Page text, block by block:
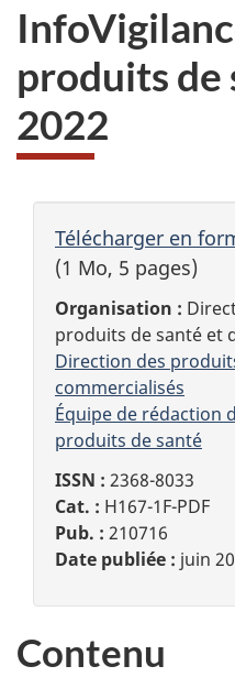
produits de
2022
Télécharger en
(1 Mo, 5 pages)
Organisation :
produits de santé et
Direction des
commercialisés
Équipe de rédaction
produits de santé
ISSN : 2368-8033
Cat. : H167-1F-PDF
Pub. : 210716
Date publiée : juin
Contenu